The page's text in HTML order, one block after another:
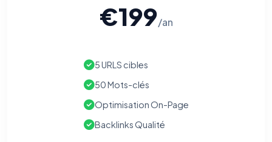
€199/an
5 URLS cibles
50 Mots-clés
Optimisation On-Page
Backlinks Qualité